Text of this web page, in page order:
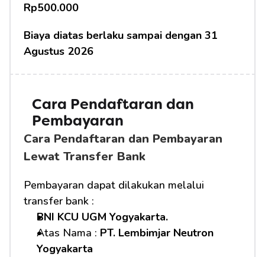
Rp500.000
Biaya diatas berlaku sampai dengan 31
Agustus 2026
Cara Pendaftaran dan
Pembayaran
Cara Pendaftaran dan Pembayaran
Lewat Transfer Bank
Pembayaran dapat dilakukan melalui
transfer bank :
BNI KCU UGM Yogyakarta.
Atas Nama : PT. Lembimjar Neutron
Yogyakarta